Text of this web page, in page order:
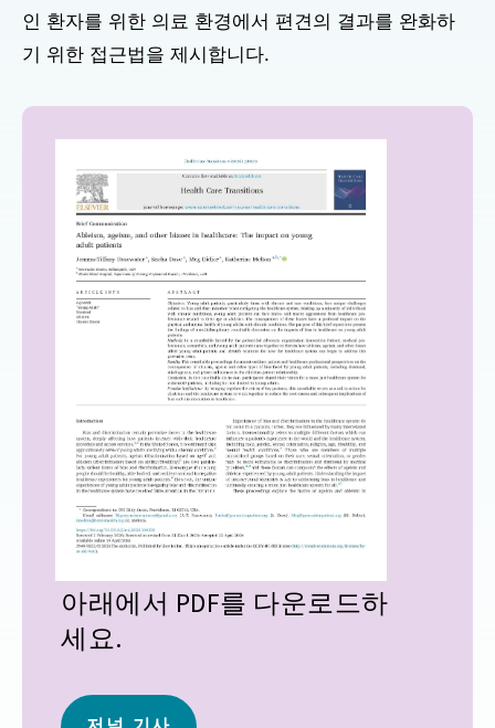
인 환자를 위한 의료 환경에서 편견의 결과를 완화하
기 위한 접근법을 제시합니다.
아래에서 PDF를 다운로드하
세요.